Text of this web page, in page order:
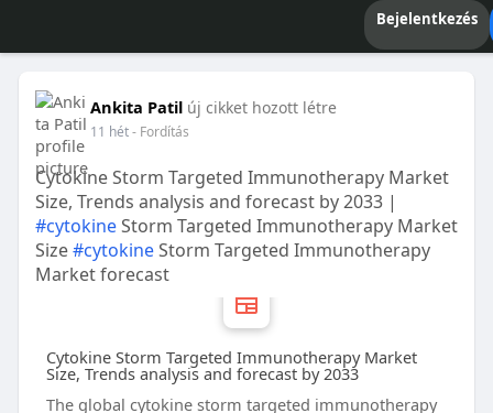
Bejelentkezés
Ankita Patil új cikket hozott létre
11 hét- Fordítás
Cytokine Storm Targeted Immunotherapy Market
Size, Trends analysis and forecast by 2033 |
#cytokineStorm Targeted Immunotherapy Market
Size#cytokineStorm Targeted Immunotherapy
Market forecast
Cytokine Storm Targeted Immunotherapy Market
Size, Trends analysis and forecast by 2033
The global cytokine storm targeted immunotherapy